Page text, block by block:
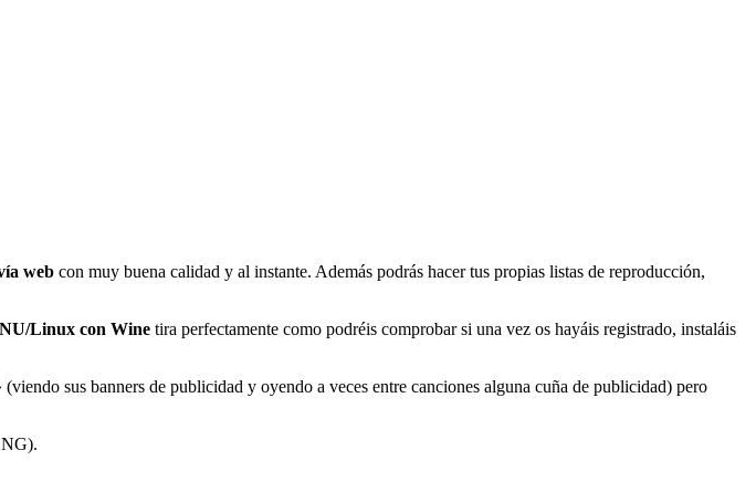
web con muy buena calidad y al instante. Además podrás hacer tus propias listas de reproducción,
Linux con Wine tira perfectamente como podréis comprobar si una vez os hayáis registrado, instaláis
sus banners de publicidad y oyendo a veces entre canciones alguna cuña de publicidad) pero